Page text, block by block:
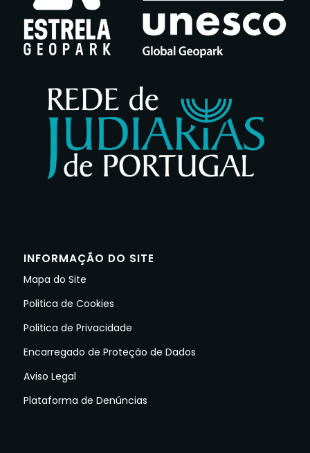
INFORMAÇÃO DO SITE
Mapa do Site
Politica de Cookies
Politica de Privacidade
Encarregado de Proteção de Dados
Aviso Legal
Plataforma de Denúncias